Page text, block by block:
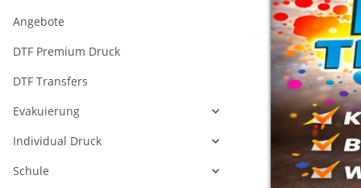
Angebote
DTF Premium Druck
DTF Transfers
Evakuierung
Individual Druck
Schule